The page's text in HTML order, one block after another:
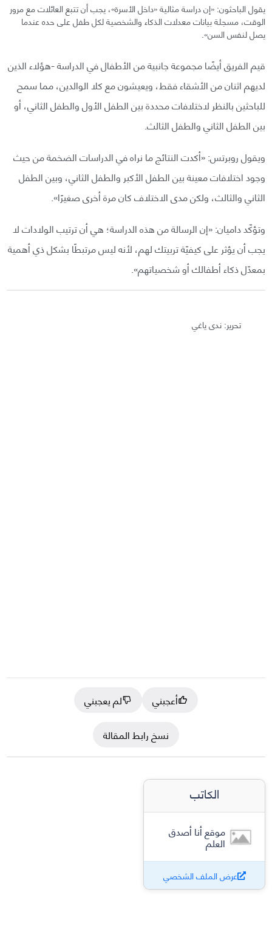
يقول الباحثون: «إن دراسة مثالية «داخل الأسرة»، يجب أن تتبع العائلات مع مرور
الوقت، مسجلة بيانات معدلات الذكاء والشخصية لكل طفل على حده عندما
يصل لنفس السن».
قيم الفريق أيضًا مجموعة جانبية من الأطفال في الدراسة -هؤلاء الذين
لديهم اثنان من الأشقاء فقط، ويعيشون مع كلا الوالدين، مما سمح
للباحثين بالنظر لاختلافات محددة بين الطفل الأول والطفل الثاني، أو
بين الطفل الثاني والطفل الثالث.
ويقول روبرتس: «أكدت النتائج ما نراه في الدراسات الضخمة من حيث
وجود اختلافات معينة بين الطفل الأكبر والطفل الثاني، وبين الطفل
الثاني والثالث، ولكن مدى الاختلاف كان مرة أخرى صغيرًا».
وتؤكّد داميان: «إن الرسالة من هذه الدراسة؛ هي أن ترتيب الولادات لا
يجب أن يؤثر على كيفيّة تربيتك لهم، لأنه ليس مرتبطًا بشكل ذي أهمية
بمعدّل ذكاء أطفالك أو شخصياتهم».
تحرير: ندى ياغي
أعجبني
لم يعجبني
نسخ رابط المقالة
الكاتب
موقع أنا أصدق
العلم
عرض الملف الشخصي